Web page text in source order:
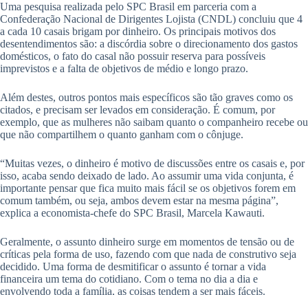
Uma pesquisa realizada pelo SPC Brasil em parceria com a
Confederação Nacional de Dirigentes Lojista (CNDL) concluiu que 4
a cada 10 casais brigam por dinheiro. Os principais motivos dos
desentendimentos são: a discórdia sobre o direcionamento dos gastos
domésticos, o fato do casal não possuir reserva para possíveis
imprevistos e a falta de objetivos de médio e longo prazo.
Além destes, outros pontos mais específicos são tão graves como os
citados, e precisam ser levados em consideração. É comum, por
exemplo, que as mulheres não saibam quanto o companheiro recebe ou
que não compartilhem o quanto ganham com o cônjuge.
“Muitas vezes, o dinheiro é motivo de discussões entre os casais e, por
isso, acaba sendo deixado de lado. Ao assumir uma vida conjunta, é
importante pensar que fica muito mais fácil se os objetivos forem em
comum também, ou seja, ambos devem estar na mesma página”,
explica a economista-chefe do SPC Brasil, Marcela Kawauti.
Geralmente, o assunto dinheiro surge em momentos de tensão ou de
críticas pela forma de uso, fazendo com que nada de construtivo seja
decidido. Uma forma de desmitificar o assunto é tornar a vida
financeira um tema do cotidiano. Com o tema no dia a dia e
envolvendo toda a família, as coisas tendem a ser mais fáceis.